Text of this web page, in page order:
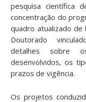
pesquisa científica
concentração do
quadro atualizado
Doutorado
detalhes sobre
desenvolvidos, os
prazos de vigência.
Os projetos